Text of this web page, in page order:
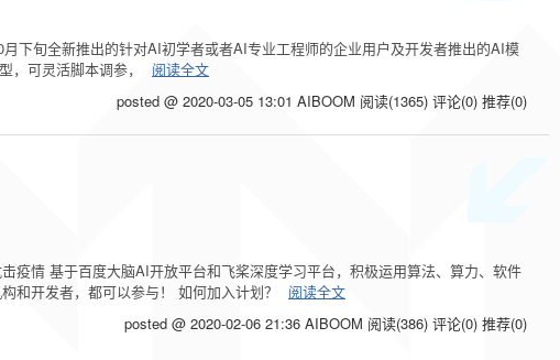
下旬全新推出的针对AI初学者或者AI专业工程师的企业用户及开发者推出的AI模
，可灵活脚本调参，
阅读全文
posted @ 2020-03-05 13:01 AIBOOM 阅读(1365) 评论(0) 推荐(0)
疫情 基于百度大脑AI开放平台和飞桨深度学习平台，积极运用算法、算力、软件
和开发者，都可以参与！ 如何加入计划？
阅读全文
posted @ 2020-02-06 21:36 AIBOOM 阅读(386) 评论(0) 推荐(0)